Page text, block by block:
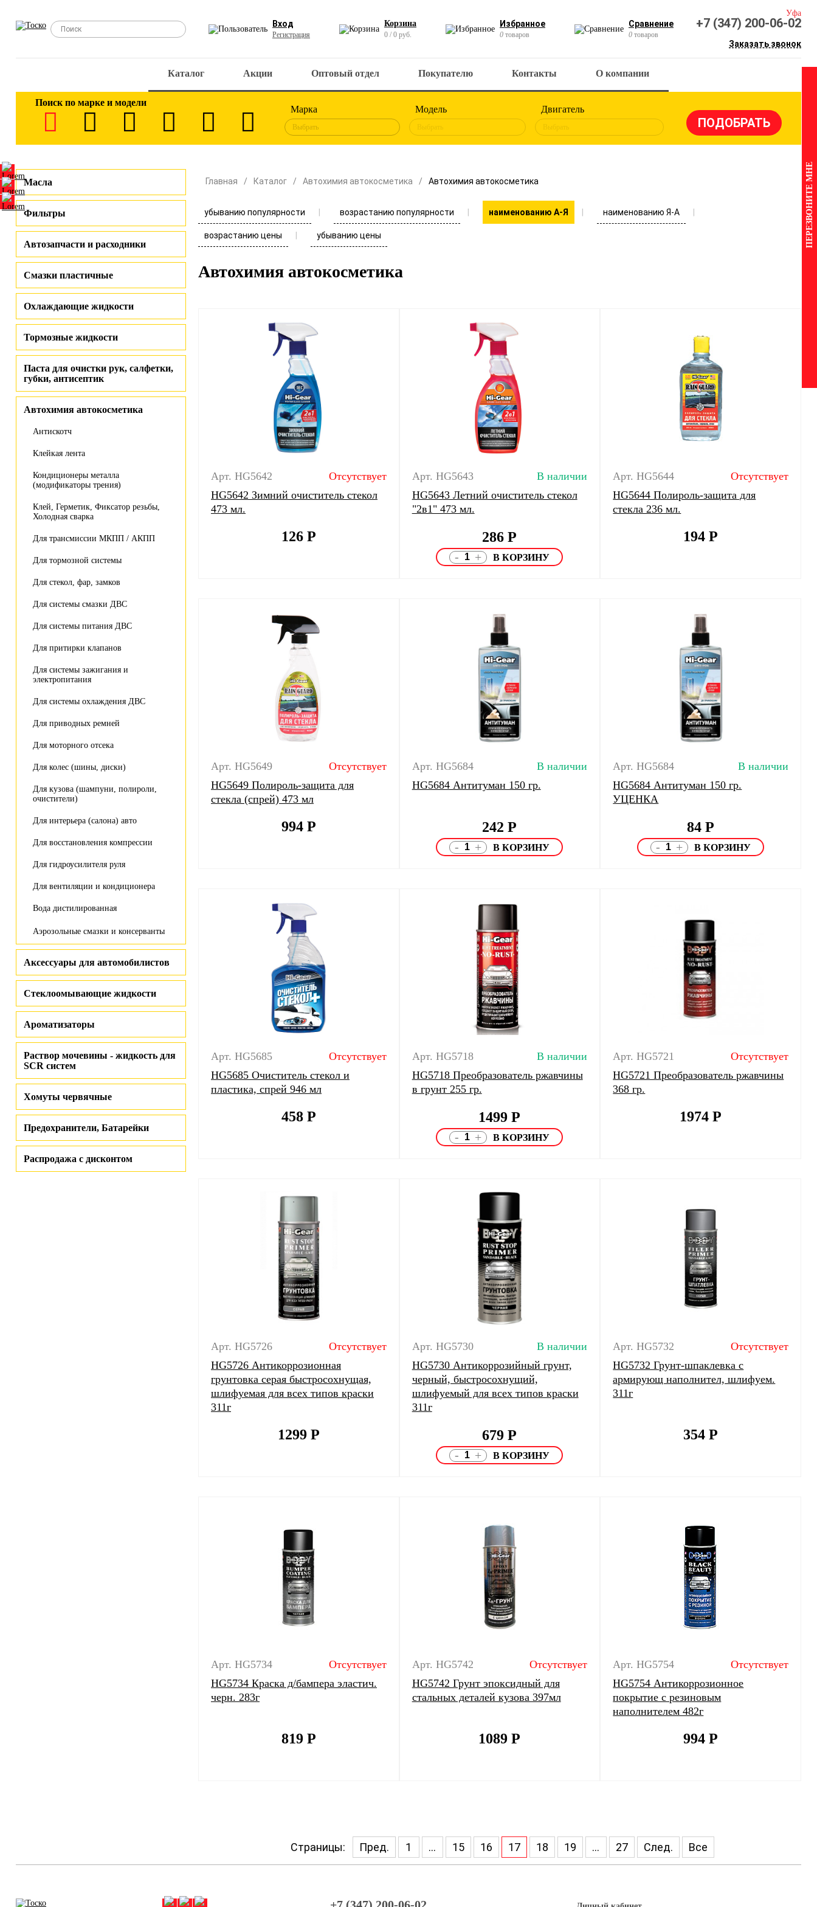
Вход
Регистрация
Корзина
0 / 0 руб.
Избранное
0 товаров
Сравнение
0 товаров
Уфа
+7 (347) 200-06-02
Заказать звонок
Каталог Акции Оптовый отдел Покупателю Контакты О компании
Поиск по марке и модели
Марка
Выбрать
Модель
Выбрать
Двигатель
Выбрать
Масла
Фильтры
Автозапчасти и расходники
Смазки пластичные
Охлаждающие жидкости
Тормозные жидкости
Паста для очистки рук, салфетки,
губки, антисептик
Автохимия автокосметика
Антискотч
Клейкая лента
Кондиционеры металла
(модификаторы трения)
Клей, Герметик, Фиксатор резьбы,
Холодная сварка
Для трансмиссии МКПП / АКПП
Для тормозной системы
Для стекол, фар, замков
Для системы смазки ДВС
Для системы питания ДВС
Для притирки клапанов
Для системы зажигания и
электропитания
Для системы охлаждения ДВС
Для приводных ремней
Для моторного отсека
Для колес (шины, диски)
Для кузова (шампуни, полироли,
очистители)
Для интерьера (салона) авто
Для восстановления компрессии
Для гидроусилителя руля
Для вентиляции и кондиционера
Вода дистилированная
Аэрозольные смазки и консерванты
Аксессуары для автомобилистов
Стеклоомывающие жидкости
Ароматизаторы
Раствор мочевины - жидкость для
SCR систем
Хомуты червячные
Предохранители, Батарейки
Распродажа с дисконтом
Главная Каталог Автохимия автокосметика Автохимия автокосметика
убыванию популярности возрастанию популярности наименованию А-Я наименованию Я-А
возрастанию цены убыванию цены
Автохимия автокосметика
Арт. HG5642
Отсутствует
HG5642 Зимний очиститель стекол
473 мл.
126 Р
Арт. HG5643
В наличии
HG5643 Летний очиститель стекол
"2в1" 473 мл.
286Р
- +
Арт. HG5644
Отсутствует
HG5644 Полироль-защита для
стекла 236 мл.
194Р
Арт. HG5649
Отсутствует
HG5649 Полироль-защита для
стекла (спрей) 473 мл
994 Р
Арт. HG5684
В наличии
HG5684 Антитуман 150 гр.
242Р
- +
Арт. HG5684
В наличии
HG5684 Антитуман 150 гр.
УЦЕНКА
84Р
- +
Арт. HG5685
Отсутствует
HG5685 Очиститель стекол и
пластика, спрей 946 мл
458 Р
Арт. HG5718
В наличии
HG5718 Преобразователь ржавчины
в грунт 255 гр.
1499Р
- +
Арт. HG5721
Отсутствует
HG5721 Преобразователь ржавчины
368 гр.
1974Р
Арт. HG5726
Отсутствует
HG5726 Антикоррозионная
грунтовка серая быстросохнущая,
шлифуемая для всех типов краски
311г
1299 Р
Арт. HG5730
В наличии
HG5730 Антикоррозийный грунт,
черный, быстросохнущий,
шлифуемый для всех типов краски
311г
679Р
- +
Арт. HG5732
Отсутствует
HG5732 Грунт-шпаклевка с
армирующ наполнител, шлифуем.
311г
354Р
Арт. HG5734
Отсутствует
HG5734 Краска д/бампера эластич.
черн. 283г
819 Р
Арт. HG5742
Отсутствует
HG5742 Грунт эпоксидный для
стальных деталей кузова 397мл
1089Р
Арт. HG5754
Отсутствует
HG5754 Антикоррозионное
покрытие с резиновым
наполнителем 482г
994Р
Страницы: Пред. 1 ... 15 16 17 18 19 ... 27 След. Все
ПЕРЕЗВОНИТЕ МНЕ